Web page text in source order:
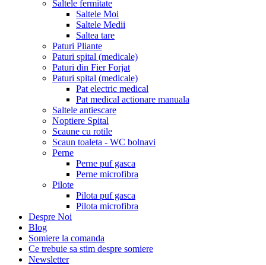
Saltele fermitate
Saltele Moi
Saltele Medii
Saltea tare
Paturi Pliante
Paturi spital (medicale)
Paturi din Fier Forjat
Paturi spital (medicale)
Pat electric medical
Pat medical actionare manuala
Saltele antiescare
Noptiere Spital
Scaune cu rotile
Scaun toaleta - WC bolnavi
Perne
Perne puf gasca
Perne microfibra
Pilote
Pilota puf gasca
Pilota microfibra
Despre Noi
Blog
Somiere la comanda
Ce trebuie sa stim despre somiere
Newsletter